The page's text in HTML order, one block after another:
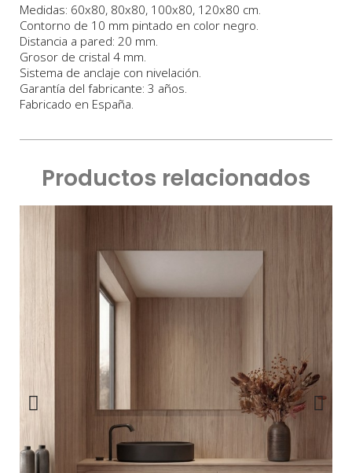
Medidas: 60x80, 80x80, 100x80, 120x80 cm.
Contorno de 10 mm pintado en color negro.
Distancia a pared: 20 mm.
Grosor de cristal 4 mm.
Sistema de anclaje con nivelación.
Garantía del fabricante: 3 años.
Fabricado en España.
Productos relacionados